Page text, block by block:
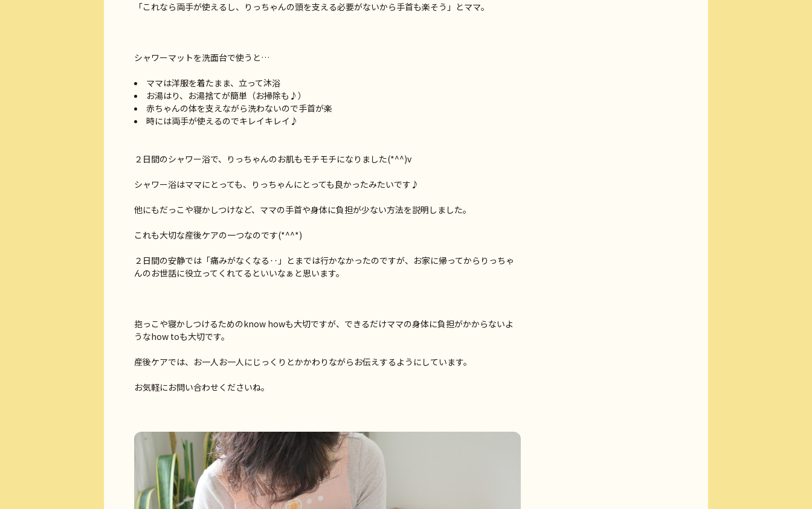
「これなら両手が使えるし、りっちゃんの頭を支える必要がないから手首も楽そう」とママ。
シャワーマットを洗面台で使うと…
ママは洋服を着たまま、立って沐浴
お湯はり、お湯捨てが簡単（お掃除も♪）
赤ちゃんの体を支えながら洗わないので手首が楽
時には両手が使えるのでキレイキレイ♪
２日間のシャワー浴で、りっちゃんのお肌もモチモチになりました(*^^)v
シャワー浴はママにとっても、りっちゃんにとっても良かったみたいです♪
他にもだっこや寝かしつけなど、ママの手首や身体に負担が少ない方法を説明しました。
これも大切な産後ケアの一つなのです(*^^*)
２日間の安静では「痛みがなくなる‥」とまでは行かなかったのですが、お家に帰ってからりっちゃ
んのお世話に役立ってくれてるといいなぁと思います。
抱っこや寝かしつけるためのknow howも大切ですが、できるだけママの身体に負担がかからないよ
うなhow toも大切です。
産後ケアでは、お一人お一人にじっくりとかかわりながらお伝えするようにしています。
お気軽にお問い合わせくださいね。